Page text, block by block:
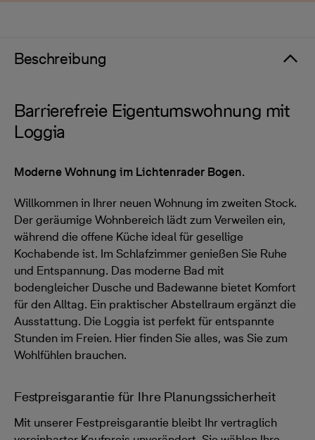
Beschreibung
Barrierefreie Eigentumswohnung mit
Loggia
Moderne Wohnung im Lichtenrader Bogen.
Willkommen in Ihrer neuen Wohnung im zweiten Stock.
Der geräumige Wohnbereich lädt zum Verweilen ein,
während die offene Küche ideal für gesellige
Kochabende ist. Im Schlafzimmer genießen Sie Ruhe
und Entspannung. Das moderne Bad mit
bodengleicher Dusche und Badewanne bietet Komfort
für den Alltag. Ein praktischer Abstellraum ergänzt die
Ausstattung. Die Loggia ist perfekt für entspannte
Stunden im Freien. Hier finden Sie alles, was Sie zum
Wohlfühlen brauchen.
Festpreisgarantie für Ihre Planungssicherheit
Mit unserer Festpreisgarantie bleibt Ihr vertraglich